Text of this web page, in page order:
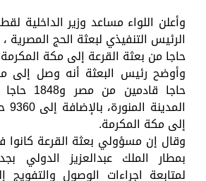
وأعلن اللواء مساعد وزير الداخلية
حاجا من بعثة القرعة إلى مكة
حاجا
إلى مكة المكرمة.
وقال إن مسؤولي بعثة القرعة كانوا
بمطار الملك عبدالعزيز الدولي
لمتابعة اجراءات الوصول